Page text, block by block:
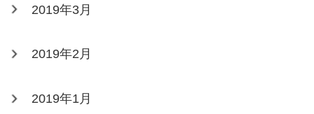
2019年3月
2019年2月
2019年1月